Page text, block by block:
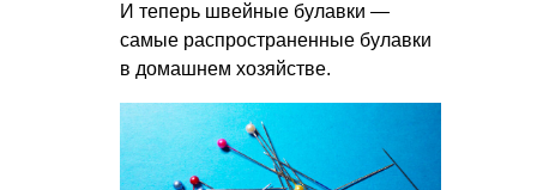
И теперь швейные булавки —
самые распространенные булавки
в домашнем хозяйстве.